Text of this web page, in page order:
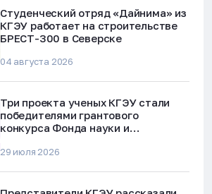
Студенческий отряд «Дайнима» из
КГЭУ работает на строительстве
БРЕСТ-300 в Северске
04 августа 2026
Три проекта ученых КГЭУ стали
победителями грантового
конкурса Фонда науки и
29 июля 2026